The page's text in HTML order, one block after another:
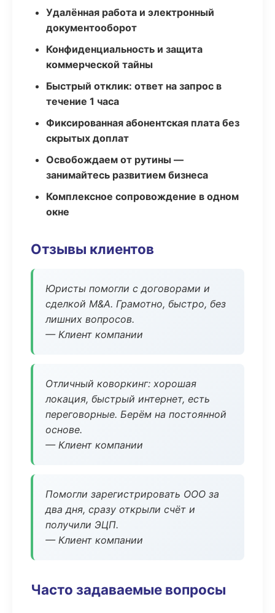
Удалённая работа и электронный
документооборот
Конфиденциальность и защита
коммерческой тайны
Быстрый отклик: ответ на запрос в
течение 1 часа
Фиксированная абонентская плата без
скрытых доплат
Освобождаем от рутины —
занимайтесь развитием бизнеса
Комплексное сопровождение в одном
окне
Отзывы клиентов
Юристы помогли с договорами и
сделкой M&A. Грамотно, быстро, без
лишних вопросов.
— Клиент компании
Отличный коворкинг: хорошая
локация, быстрый интернет, есть
переговорные. Берём на постоянной
основе.
— Клиент компании
Помогли зарегистрировать ООО за
два дня, сразу открыли счёт и
получили ЭЦП.
— Клиент компании
Часто задаваемые вопросы